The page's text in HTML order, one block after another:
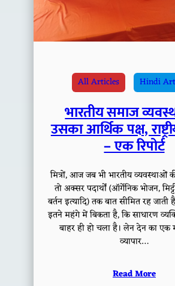
All Articles Hindi
भारतीय समाज
उसका आर्थिक पक्ष,
– एक रिपोर्ट
मित्रों, आज जब भी भारतीय व्यवस्थाओं
तो अक्सर पदार्थों (ऑर्गेनिक भोजन,
बर्तन इत्यादि) तक बात सीमित रह
इतने महंगे में बिकता है, कि साधारण
बाहर ही हो चला है। लेन देन का एक
व्यापार…
Read More